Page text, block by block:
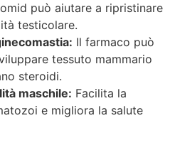
può aiutare a ripristinare
testicolare.
Il farmaco può
tessuto mammario
steroidi.
maschile: Facilita la
e migliora la salute